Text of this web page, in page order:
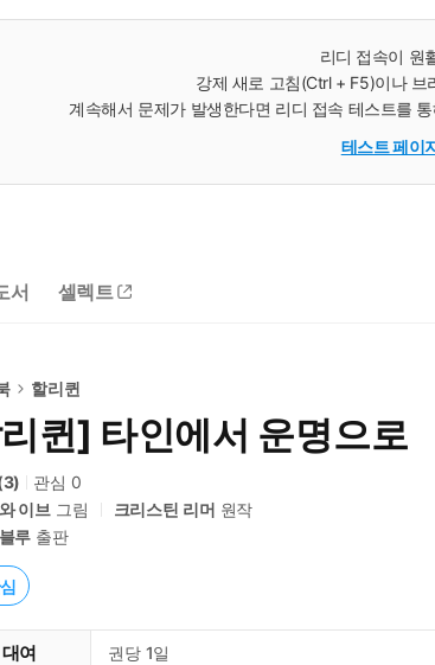
리디 접속이 원
강제 새로 고침(Ctrl + F5)이나
계속해서 문제가 발생한다면 리디 접속 테스트를
테스트 페이
서 셀렉트
할리퀸
퀸] 타인에서 운명으로
3) 관심 0
이브 그림 크리스틴 리머 원작
루 출판
대여 권당 1일